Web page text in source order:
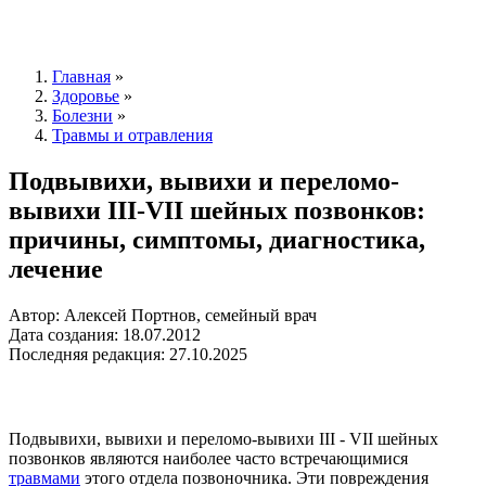
Главная »
Здоровье »
Болезни »
Травмы и отравления
Подвывихи, вывихи и переломо-
вывихи III-VII шейных позвонков:
причины, симптомы, диагностика,
лечение
Автор: Алексей Портнов, семейный врач
Дата создания: 18.07.2012
Последняя редакция: 27.10.2025
Подвывихи, вывихи и переломо-вывихи III - VII шейных
позвонков являются наиболее часто встречающимися
травмами этого отдела позвоночника. Эти повреждения